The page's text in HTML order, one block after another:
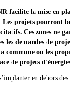
facilite la mise en
Les projets pourront
Ces zones ne
les demandes de
commune ou les
de projets
en dehors des